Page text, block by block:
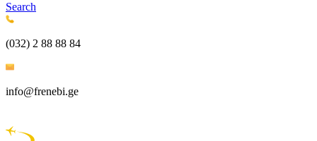
Search
(032) 2 88 88 84
info@frenebi.ge